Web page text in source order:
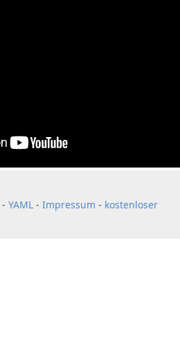
- YAML - Impressum - kostenloser